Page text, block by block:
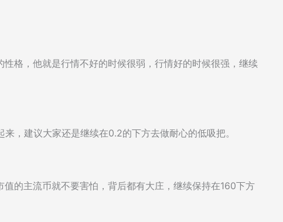
格，他就是行情不好的时候很弱，行情好的时候很强，继续
，建议大家还是继续在0.2的下方去做耐心的低吸把。
的主流币就不要害怕，背后都有大庄，继续保持在160下方